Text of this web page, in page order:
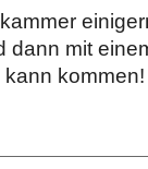
dann mit
kommen!